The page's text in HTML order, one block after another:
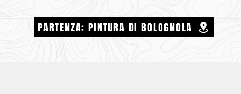
PARTENZA: PINTURA DI BOLOGNOLA